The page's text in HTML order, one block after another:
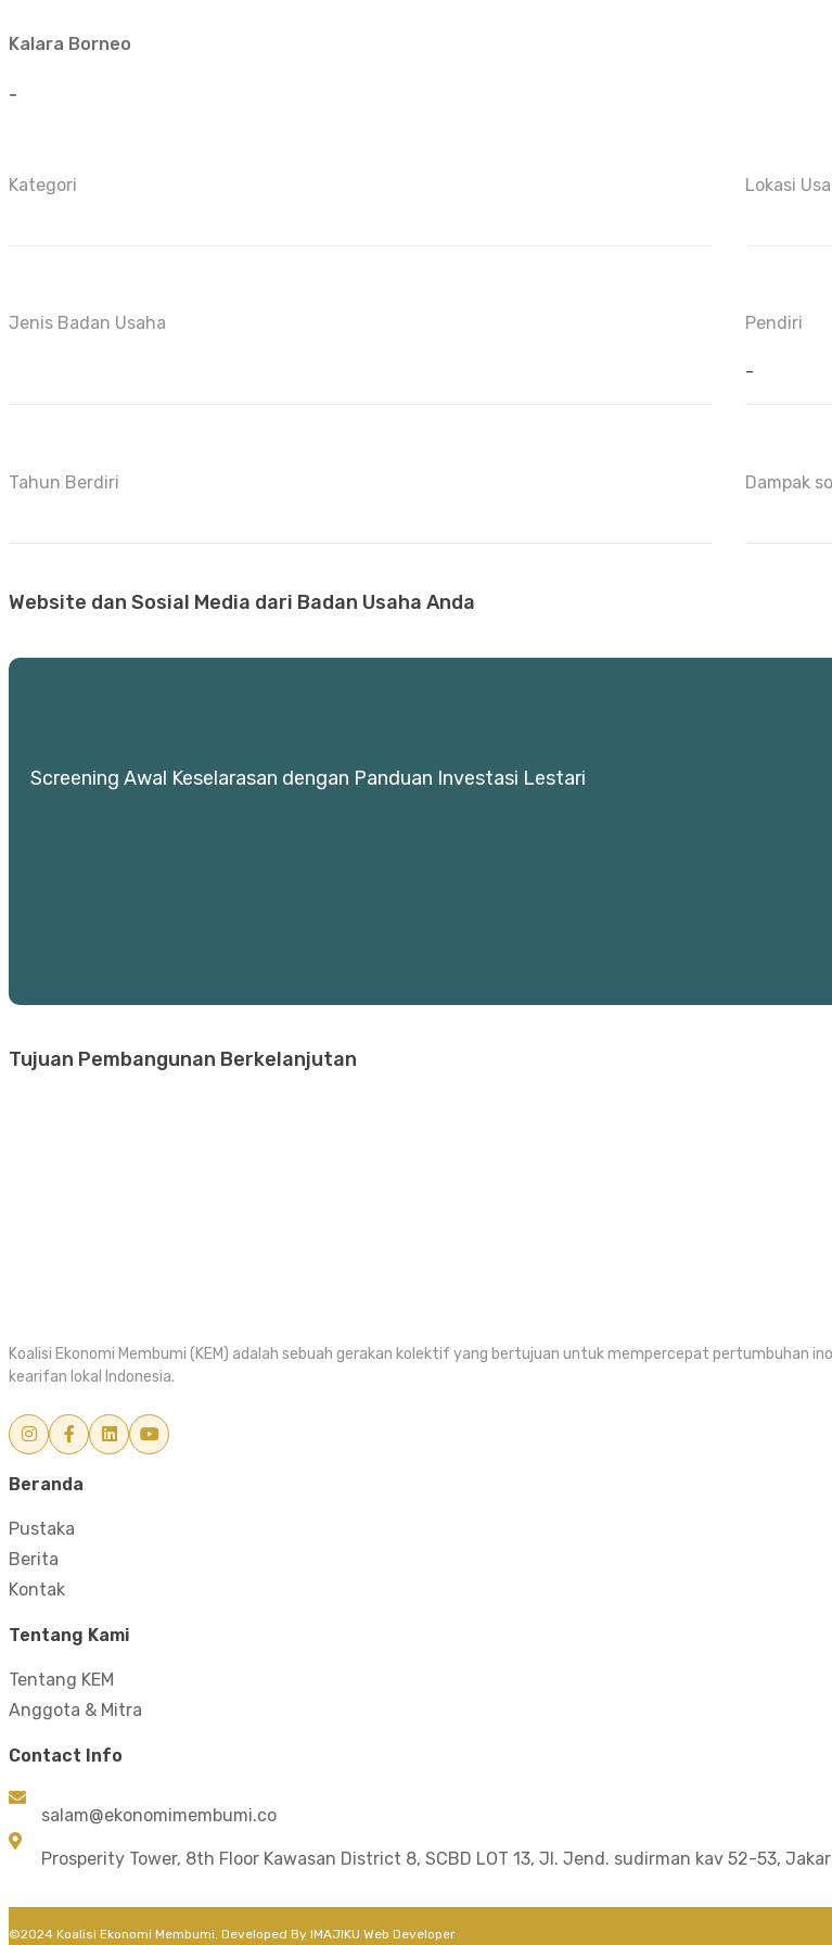
Kalara Borneo
-
Kategori Lokasi
Jenis Badan Usaha Pendiri
-
Tahun Berdiri Dampak
Website dan Sosial Media dari Badan Usaha Anda
Screening Awal Keselarasan dengan Panduan Investasi Lestari
Tujuan Pembangunan Berkelanjutan
Koalisi Ekonomi Membumi (KEM) adalah sebuah gerakan kolektif yang bertujuan untuk mempercepat pertumbuhan
kearifan lokal Indonesia.
Beranda
Pustaka
Berita
Kontak
Tentang Kami
Tentang KEM
Anggota & Mitra
Contact Info
salam@ekonomimembumi.co
Prosperity Tower, 8th Floor Kawasan District 8, SCBD LOT 13, Jl. Jend. sudirman kav 52-53,
©2024 Koalisi Ekonomi Membumi. Developed By IMAJIKU Web Developer